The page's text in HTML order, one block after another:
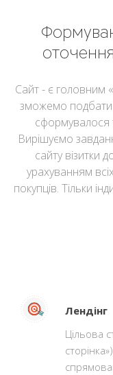
Сайт - є головним
зможемо подбати
сформувалося
Вирішуємо
сайту візитки
урахуванням
покупців. Тільки
Лендінг
Цільова